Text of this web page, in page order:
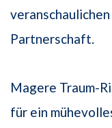
veranschaulichen
Partnerschaft.
Magere Traum-
für ein